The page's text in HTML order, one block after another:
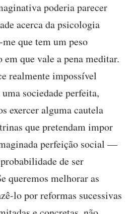
poderia parecer
acerca da psicologia
que tem um peso
que vale a pena meditar.
realmente impossível
sociedade perfeita,
exercer alguma cautela
que pretendam impor
perfeição social —
de ser
queremos melhorar as
lo por reformas sucessivas